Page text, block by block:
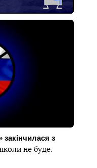
закінчилася з
не буде.